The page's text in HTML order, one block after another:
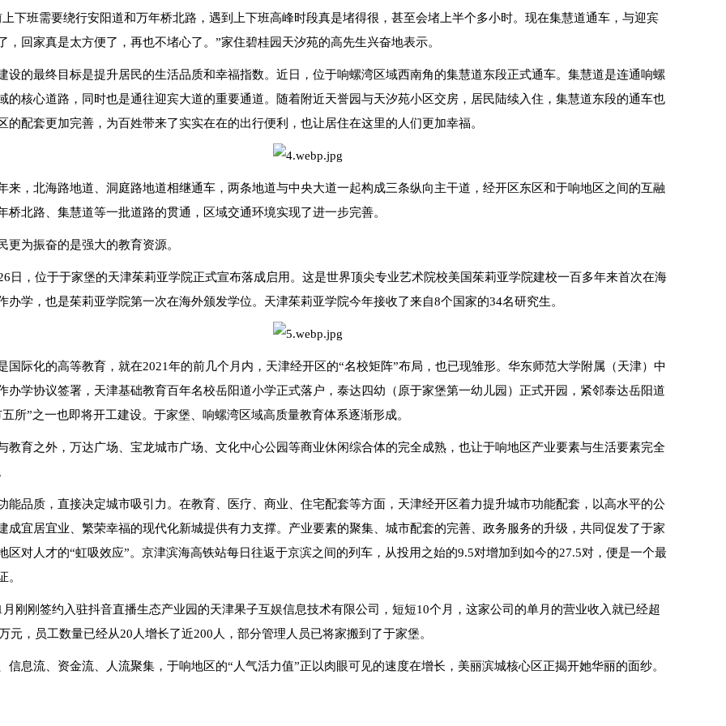
上下班需要绕行安阳道和万年桥北路，遇到上下班高峰时段真是堵得很，甚至会堵上半个多小时。现在集慧道通车，与迎宾
，回家真是太方便了，再也不堵心了。”家住碧桂园天汐苑的高先生兴奋地表示。
设的最终目标是提升居民的生活品质和幸福指数。近日，位于响螺湾区域西南角的集慧道东段正式通车。集慧道是连通响螺
的核心道路，同时也是通往迎宾大道的重要通道。随着附近天誉园与天汐苑小区交房，居民陆续入住，集慧道东段的通车也
的配套更加完善，为百姓带来了实实在在的出行便利，也让居住在这里的人们更加幸福。
来，北海路地道、洞庭路地道相继通车，两条地道与中央大道一起构成三条纵向主干道，经开区东区和于响地区之间的互融
桥北路、集慧道等一批道路的贯通，区域交通环境实现了进一步完善。
更为振奋的是强大的教育资源。
日，位于于家堡的天津茱莉亚学院正式宣布落成启用。这是世界顶尖专业艺术院校美国茱莉亚学院建校一百多年来首次在海
办学，也是茱莉亚学院第一次在海外颁发学位。天津茱莉亚学院今年接收了来自8个国家的34名研究生。
国际化的高等教育，就在2021年的前几个月内，天津经开区的“名校矩阵”布局，也已现雏形。华东师范大学附属（天津）中
办学协议签署，天津基础教育百年名校岳阳道小学正式落户，泰达四幼（原于家堡第一幼儿园）正式开园，紧邻泰达岳阳道
所”之一也即将开工建设。于家堡、响螺湾区域高质量教育体系逐渐形成。
教育之外，万达广场、宝龙城市广场、文化中心公园等商业休闲综合体的完全成熟，也让于响地区产业要素与生活要素完全
能品质，直接决定城市吸引力。在教育、医疗、商业、住宅配套等方面，天津经开区着力提升城市功能配套，以高水平的公
成宜居宜业、繁荣幸福的现代化新城提供有力支撑。产业要素的聚集、城市配套的完善、政务服务的升级，共同促发了于家
区对人才的“虹吸效应”。京津滨海高铁站每日往返于京滨之间的列车，从投用之始的9.5对增加到如今的27.5对，便是一个最
。
月刚刚签约入驻抖音直播生态产业园的天津果子互娱信息技术有限公司，短短10个月，这家公司的单月的营业收入就已经超
元，员工数量已经从20人增长了近200人，部分管理人员已将家搬到了于家堡。
信息流、资金流、人流聚集，于响地区的“人气活力值”正以肉眼可见的速度在增长，美丽滨城核心区正揭开她华丽的面纱。